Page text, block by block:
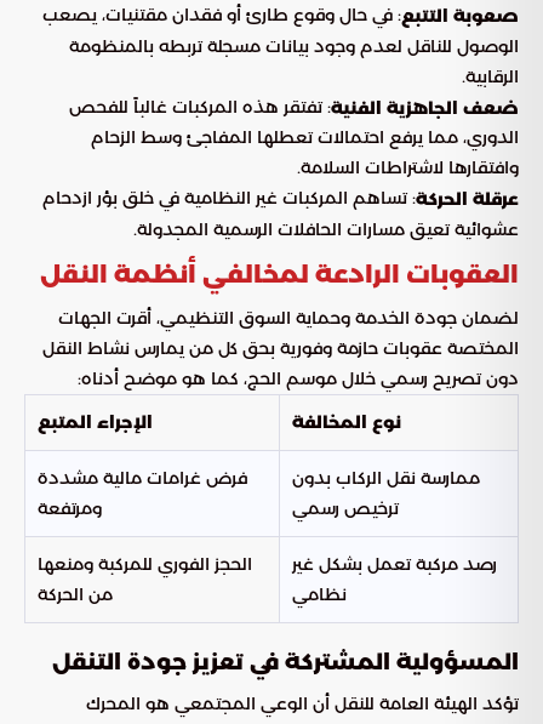
صعوبة التتبع: في حال وقوع طارئ أو فقدان مقتنيات، يصعب
الوصول للناقل لعدم وجود بيانات مسجلة تربطه بالمنظومة
الرقابية.
ضعف الجاهزية الفنية: تفتقر هذه المركبات غالباً للفحص
الدوري، مما يرفع احتمالات تعطلها المفاجئ وسط الزحام
وافتقارها لاشتراطات السلامة.
عرقلة الحركة: تساهم المركبات غير النظامية في خلق بؤر ازدحام
عشوائية تعيق مسارات الحافلات الرسمية المجدولة.
العقوبات الرادعة لمخالفي أنظمة النقل
لضمان جودة الخدمة وحماية السوق التنظيمي، أقرت الجهات
المختصة عقوبات حازمة وفورية بحق كل من يمارس نشاط النقل
دون تصريح رسمي خلال موسم الحج، كما هو موضح أدناه:
نوع المخالفة
الإجراء المتبع
ممارسة نقل الركاب بدون
ترخيص رسمي
فرض غرامات مالية مشددة
ومرتفعة
رصد مركبة تعمل بشكل غير
نظامي
الحجز الفوري للمركبة ومنعها
من الحركة
المسؤولية المشتركة في تعزيز جودة التنقل
تؤكد الهيئة العامة للنقل أن الوعي المجتمعي هو المحرك